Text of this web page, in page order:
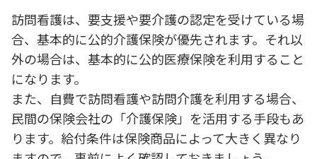
訪問看護は、要支援や要介護の認定を受けている場
合、基本的に公的介護保険が優先されます。それ以
外の場合は、基本的に公的医療保険を利用すること
になります。
また、自費で訪問看護や訪問介護を利用する場合、
民間の保険会社の「介護保険」を活用する手段もあ
ります。給付条件は保険商品によって大きく異なり